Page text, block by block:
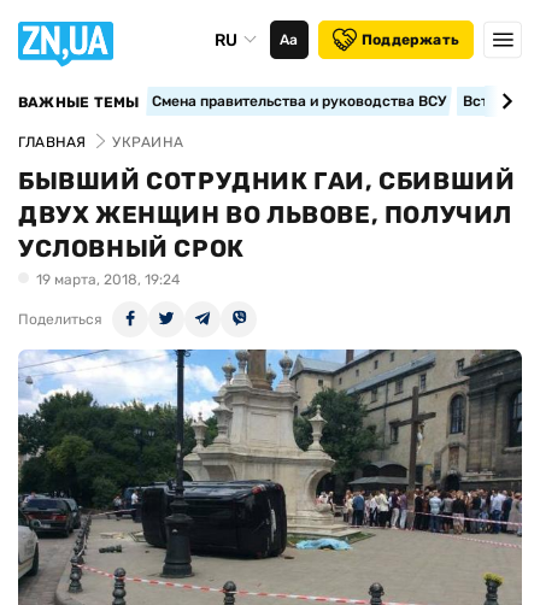
RU Аа Поддержать
ВАЖНЫЕ ТЕМЫ Смена правительства и руководства ВСУ
ГЛАВНАЯ УКРАИНА
БЫВШИЙ СОТРУДНИК ГАИ, СБИВШИЙ
ДВУХ ЖЕНЩИН ВО ЛЬВОВЕ, ПОЛУЧИЛ
УСЛОВНЫЙ СРОК
19 марта, 2018, 19:24
Поделиться